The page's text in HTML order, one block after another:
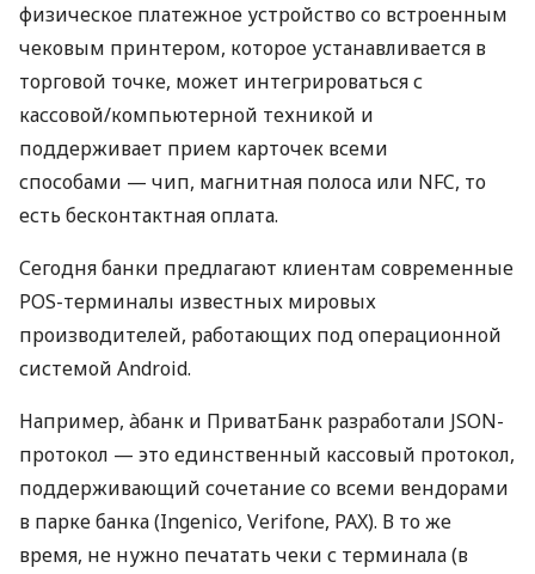
физическое платежное устройство со встроенным
чековым принтером, которое устанавливается в
торговой точке, может интегрироваться с
кассовой/компьютерной техникой и
поддерживает прием карточек всеми
способами — чип, магнитная полоса или NFC, то
есть бесконтактная оплата.
Сегодня банки предлагают клиентам современные
POS-терминалы известных мировых
производителей, работающих под операционной
системой Android.
Например, àбанк и ПриватБанк разработали JSON-
протокол — это единственный кассовый протокол,
поддерживающий сочетание со всеми вендорами
в парке банка (Ingenico, Verifone, PAX). В то же
время, не нужно печатать чеки с терминала (в